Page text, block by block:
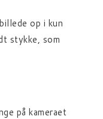
op i kun
stykke, som
på kameraet